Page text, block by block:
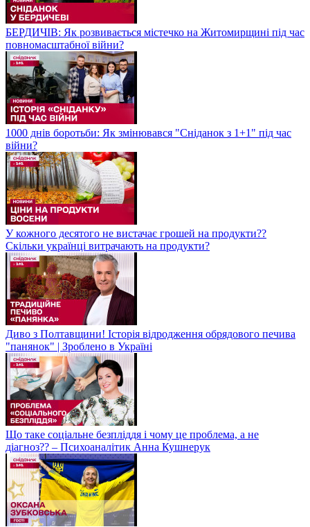
БЕРДИЧІВ: Як розвивається містечко на Житомирщині під час
повномасштабної війни?
1000 днів боротьби: Як змінювався "Сніданок з 1+1" під час
війни?
У кожного десятого не вистачає грошей на продукти??
Скільки українці витрачають на продукти?
Диво з Полтавщини! Історія відродження обрядового печива
"панянок" | Зроблено в Україні
Що таке соціальне безпліддя і чому це проблема, а не
діагноз?? – Психоаналітик Анна Кушнерук